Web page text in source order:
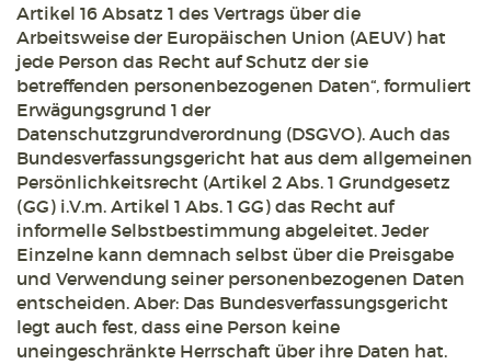
Artikel 16 Absatz 1 des Vertrags über die
Arbeitsweise der Europäischen Union (AEUV) hat
jede Person das Recht auf Schutz der sie
betreffenden personenbezogenen Daten“, formuliert
Erwägungsgrund 1 der
Datenschutzgrundverordnung (DSGVO). Auch das
Bundesverfassungsgericht hat aus dem allgemeinen
Persönlichkeitsrecht (Artikel 2 Abs. 1 Grundgesetz
(GG) i.V.m. Artikel 1 Abs. 1 GG) das Recht auf
informelle Selbstbestimmung abgeleitet. Jeder
Einzelne kann demnach selbst über die Preisgabe
und Verwendung seiner personenbezogenen Daten
entscheiden. Aber: Das Bundesverfassungsgericht
legt auch fest, dass eine Person keine
uneingeschränkte Herrschaft über ihre Daten hat.